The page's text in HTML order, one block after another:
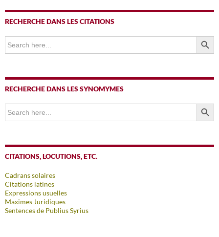
RECHERCHE DANS LES CITATIONS
Search
for:
SEARCH
RECHERCHE DANS LES SYNOMYMES
Search
for:
SEARCH
CITATIONS, LOCUTIONS, ETC.
Cadrans solaires
Citations latines
Expressions usuelles
Maximes Juridiques
Sentences de Publius Syrius